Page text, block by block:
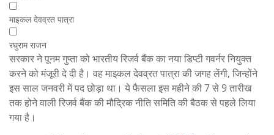
माइकल देवव्रत पात्रा
रघुराम राजन
सरकार ने पूनम गुप्ता को भारतीय रिजर्व बैंक का नया डिप्टी गवर्नर नियुक्त
करने को मंजूरी दे दी है। वह माइकल देवव्रत पात्रा की जगह लेंगी, जिन्होंने
इस साल जनवरी में पद छोड़ा था। ये फैसला इस महीने की 7 से 9 तारीख
तक होने वाली रिजर्व बैंक की मौद्रिक नीति समिति की बैठक से पहले लिया
गया है।